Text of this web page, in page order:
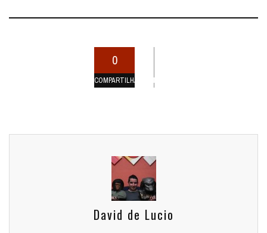
0
COMPARTILHAMENTOS
David de Lucio